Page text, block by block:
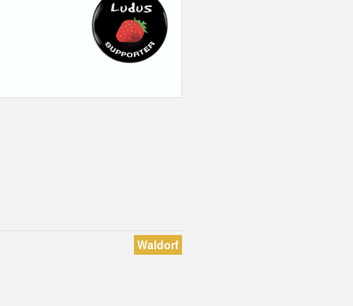
Waldorf